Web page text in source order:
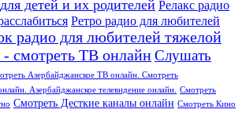
детей и их родителей Релакс радио
Ретро радио для любителей
радио для любителей тяжелой
- смотреть ТВ онлайнСлушать
Азербайджанское ТВ онлайн. Смотреть
Азербайджанское телевидение онлайн.
Смотреть
Смотреть Десткие каналы онлайн Смотреть Кино